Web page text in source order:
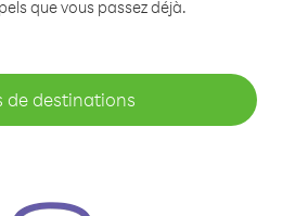
que vous passez déjà.
de destinations